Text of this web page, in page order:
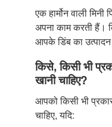
एक हार्मोन वाली
अपना काम करती हैं।
आपके डिंब का
किसे, किसी भी
खानी चाहिए?
आपको किसी भी
चाहिए, यदि: